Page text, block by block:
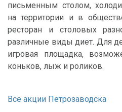
письменным столом,
на территории и в
ресторан и столовых
различные виды диет. Для
игровая площадка,
коньков, лыж и роликов.
Все акции Петрозаводска